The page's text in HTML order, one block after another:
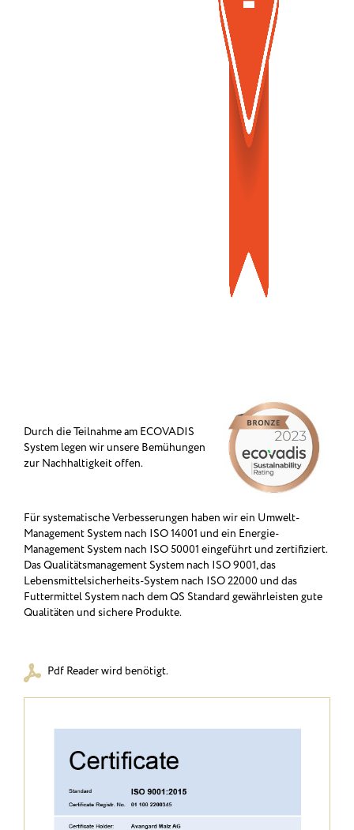
Durch die Teilnahme am ECOVADIS
System legen wir unsere Bemühungen
zur Nachhaltigkeit offen.
Für systematische Verbesserungen haben wir ein Umwelt-
Management System nach ISO 14001 und ein Energie-
Management System nach ISO 50001 eingeführt und zertifiziert.
Das Qualitätsmanagement System nach ISO 9001, das
Lebensmittelsicherheits-System nach ISO 22000 und das
Futtermittel System nach dem QS Standard gewährleisten gute
Qualitäten und sichere Produkte.
Pdf Reader wird benötigt.